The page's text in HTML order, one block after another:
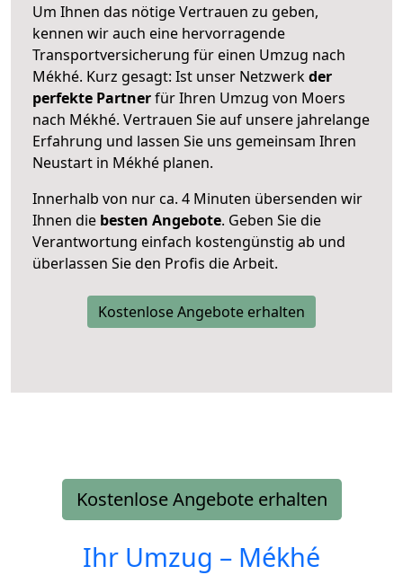
Um Ihnen das nötige Vertrauen zu geben,
kennen wir auch eine hervorragende
Transportversicherung für einen Umzug nach
Mékhé. Kurz gesagt: Ist unser Netzwerkder
perfekte Partnerfür Ihren Umzug von Moers
nach Mékhé. Vertrauen Sie auf unsere jahrelange
Erfahrung und lassen Sie uns gemeinsam Ihren
Neustart in Mékhé planen.
Innerhalb von nur ca. 4 Minuten übersenden wir
Ihnen die besten Angebote. Geben Sie die
Verantwortung einfach kostengünstig ab und
überlassen Sie den Profis die Arbeit.
Kostenlose Angebote erhalten
Kostenlose Angebote erhalten
Ihr Umzug – Mékhé